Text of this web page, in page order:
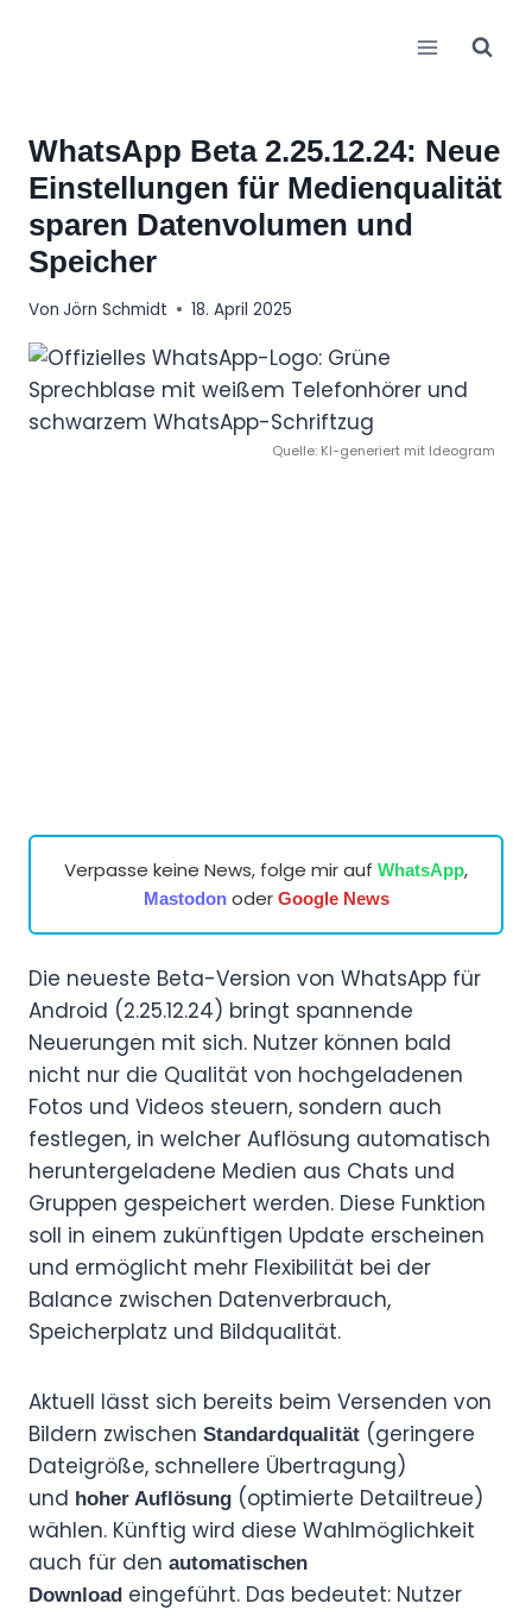
WhatsApp Beta 2.25.12.24: Neue
Einstellungen für Medienqualität
sparen Datenvolumen und
Speicher
Von Jörn Schmidt 18. April 2025
Quelle: KI-generiert mit Ideogram
Verpasse keine News, folge mir auf WhatsApp,
Mastodonoder Google News
Die neueste Beta-Version von WhatsApp für
Android (2.25.12.24) bringt spannende
Neuerungen mit sich. Nutzer können bald
nicht nur die Qualität von hochgeladenen
Fotos und Videos steuern, sondern auch
festlegen, in welcher Auflösung automatisch
heruntergeladene Medien aus Chats und
Gruppen gespeichert werden. Diese Funktion
soll in einem zukünftigen Update erscheinen
und ermöglicht mehr Flexibilität bei der
Balance zwischen Datenverbrauch,
Speicherplatz und Bildqualität.
Aktuell lässt sich bereits beim Versenden von
Bildern zwischen Standardqualität (geringere
Dateigröße, schnellere Übertragung)
und hoher Auflösung (optimierte Detailtreue)
wählen. Künftig wird diese Wahlmöglichkeit
auch für den automatischen
Download eingeführt. Das bedeutet: Nutzer